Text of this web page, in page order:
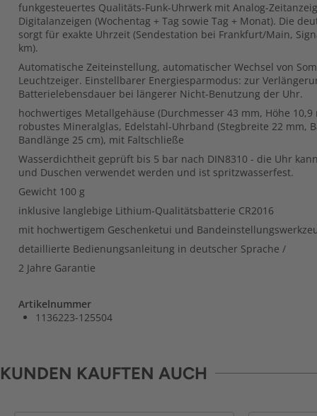
funkgesteuertes Qualitäts-Funk-Uhrwerk mit Analog-
Digitalanzeigen (Wochentag + Tag sowie Tag + Monat). Die
sorgt für exakte Uhrzeit (Sendestation bei Frankfurt/Main,
km).
Automatische Zeiteinstellung, automatischer Wechsel von
Leuchtzeiger. Einstellbarer Energiesparmodus: zur
Batterielebensdauer bei längerer Nicht-Benutzung der Uhr.
hochwertiges Metallgehäuse (Durchmesser 43 mm, Höhe
robustes Mineralglas, Edelstahl-Uhrband (Stegbreite 22 mm,
Bandlänge 25 cm), mit Faltschließe
Wasserdichtheit geprüft bis 5 bar nach DIN8310 - die Uhr
und Duschen verwendet werden und ist spritzwasserfest.
Gewicht 100 g
inklusive langlebige Lithium-Qualitätsbatterie CR2016
mit hochwertigem Geschenketui und
detaillierte Bedienungsanleitung in deutscher Sprache /
2 Jahre Garantie
Artikelnummer
1136223-125504
KUNDEN KAUFTEN AUCH